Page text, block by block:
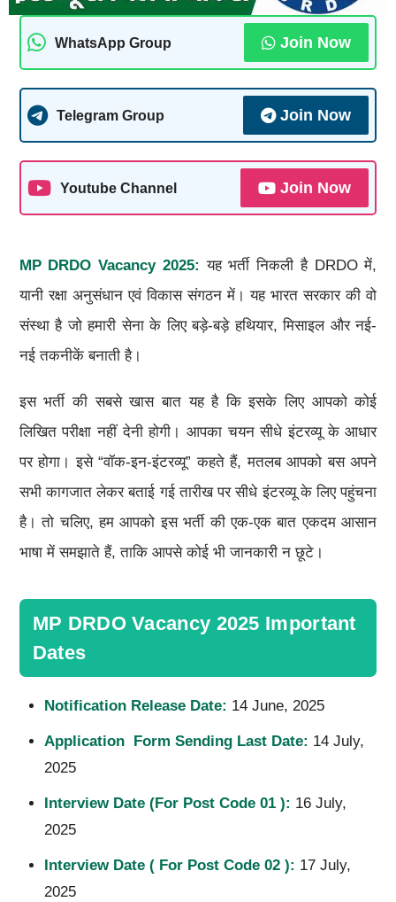
WhatsApp Group Join Now
Telegram Group Join Now
Youtube Channel Join Now
MP DRDOVacancy 2025:यह भर्ती निकली है DRDO में,
यानी रक्षा अनुसंधान एवं विकास संगठन में। यह भारत सरकार की वो
संस्था है जो हमारी सेना के लिए बड़े-बड़े हथियार, मिसाइल और नई-
नई तकनीकें बनाती है।
इस भर्ती की सबसे खास बात यह है कि इसके लिए आपको कोई
लिखित परीक्षा नहीं देनी होगी। आपका चयन सीधे इंटरव्यू के आधार
पर होगा। इसे “वॉक-इन-इंटरव्यू” कहते हैं, मतलब आपको बस अपने
सभी कागजात लेकर बताई गई तारीख पर सीधे इंटरव्यू के लिए पहुंचना
है। तो चलिए, हम आपको इस भर्ती की एक-एक बात एकदम आसान
भाषा में समझाते हैं, ताकि आपसे कोई भी जानकारी न छूटे।
MP DRDO Vacancy 2025 Important
Dates
Notification Release Date: 14 June, 2025
Application Form Sending Last Date: 14 July,
2025
Interview Date(For Post Code 01 ): 16 July,
2025
Interview Date(For Post Code 02 ): 17 July,
2025